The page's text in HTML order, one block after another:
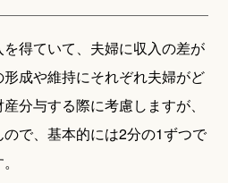
得ていて、夫婦に収入の差が
成や維持にそれぞれ夫婦がど
分与する際に考慮しますが、
で、基本的には2分の1ずつで